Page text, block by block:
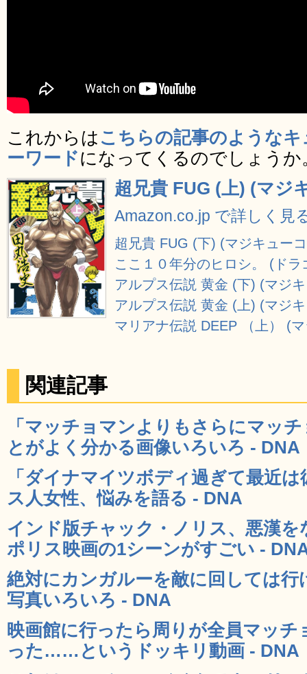
これからは こちらの記事のような
ーワードになってくるのでしょうか
超兄貴 FUG (上) (マジ
Amazon.co.jp で詳しく見
超兄貴 FUG (下) (マジキュー
ここ１０年分のヒロシ。 (ド
アルプス伝説 黄金 (下) (マジ
アルプス伝説 黄金 (上) (マジ
マリアナ伝説 DEEP （上） (
関連記事
「マッチョマンよりもさらにマッ
とがよく分かる画像いろいろ - DNA
「ダイナマイツボディ過ぎて最近
ス人女性、悩みを語る - DNA
インド版チャック・ノリス、悪漢
ポリス映画の1シーンがすごい -
絶対にカンガルーを敵に回しては
写真いろいろ - DNA
映画館に行ったら周りが全員マッ
った……というドッキリ動画 - DNA